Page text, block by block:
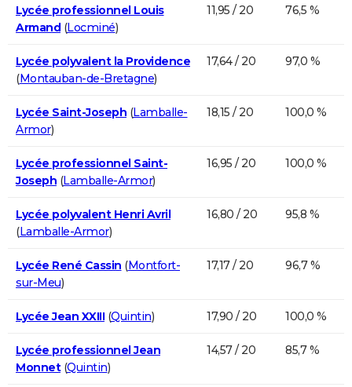
Lycée professionnel Louis
Armand(Locminé)
11,95 / 20 76,5 %
Lycée polyvalent la Providence
(Montauban-de-Bretagne)
17,64 / 20 97,0 %
Lycée Saint-Joseph (Lamballe-
Armor)
18,15 / 20 100,0 %
Lycée professionnel Saint-
Joseph (Lamballe-Armor)
16,95 / 20 100,0 %
Lycée polyvalent Henri Avril
(Lamballe-Armor)
16,80 / 20 95,8 %
Lycée René Cassin (Montfort-
sur-Meu)
17,17 / 20 96,7 %
Lycée Jean XXIII(Quintin) 17,90 / 20 100,0 %
Lycée professionnel Jean
Monnet(Quintin)
14,57 / 20 85,7 %